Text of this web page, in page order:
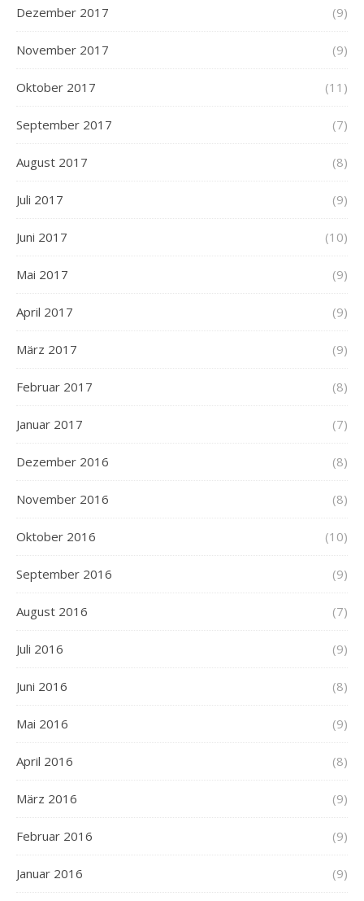
Dezember 2017 (9)
November 2017 (9)
Oktober 2017 (11)
September 2017 (7)
August 2017 (8)
Juli 2017 (9)
Juni 2017 (10)
Mai 2017 (9)
April 2017 (9)
März 2017 (9)
Februar 2017 (8)
Januar 2017 (7)
Dezember 2016 (8)
November 2016 (8)
Oktober 2016 (10)
September 2016 (9)
August 2016 (7)
Juli 2016 (9)
Juni 2016 (8)
Mai 2016 (9)
April 2016 (8)
März 2016 (9)
Februar 2016 (9)
Januar 2016 (9)